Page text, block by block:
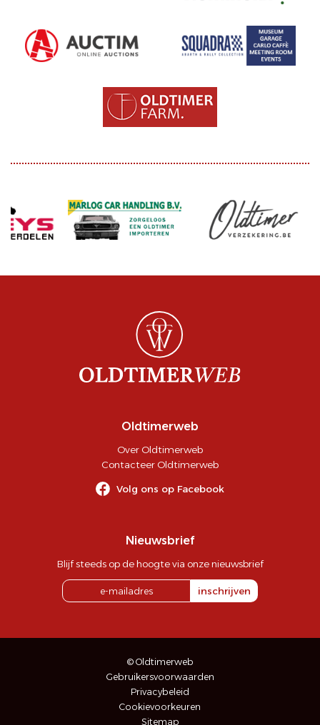
Oldtimerweb
Over Oldtimerweb
Contacteer Oldtimerweb
Volg ons op Facebook
Nieuwsbrief
Blijf steeds op de hoogte via onze nieuwsbrief
inschrijven
© Oldtimerweb
Gebruikersvoorwaarden
Privacybeleid
Cookievoorkeuren
Sitemap